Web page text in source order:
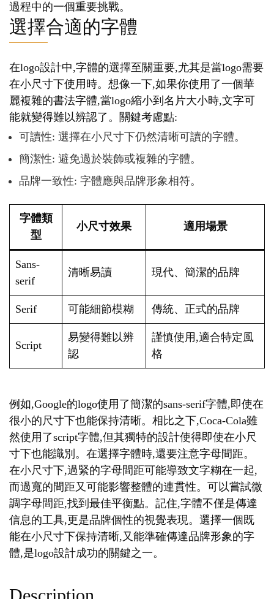
過程中的一個重要挑戰。
選擇合適的字體
在logo設計中,字體的選擇至關重要,尤其是當logo需要
在小尺寸下使用時。想像一下,如果你使用了一個華
麗複雜的書法字體,當logo縮小到名片大小時,文字可
能就變得難以辨認了。關鍵考慮點:
可讀性: 選擇在小尺寸下仍然清晰可讀的字體。
簡潔性: 避免過於裝飾或複雜的字體。
品牌一致性: 字體應與品牌形象相符。
字體類
型
小尺寸效果 適用場景
Sans-
serif
清晰易讀 現代、簡潔的品牌
Serif 可能細節模糊 傳統、正式的品牌
Script
易變得難以辨
認
謹慎使用,適合特定風
格
例如,Google的logo使用了簡潔的sans-serif字體,即使在
很小的尺寸下也能保持清晰。相比之下,Coca-Cola雖
然使用了script字體,但其獨特的設計使得即使在小尺
寸下也能識別。在選擇字體時,還要注意字母間距。
在小尺寸下,過緊的字母間距可能導致文字糊在一起,
而過寬的間距又可能影響整體的連貫性。可以嘗試微
調字母間距,找到最佳平衡點。記住,字體不僅是傳達
信息的工具,更是品牌個性的視覺表現。選擇一個既
能在小尺寸下保持清晰,又能準確傳達品牌形象的字
體,是logo設計成功的關鍵之一。